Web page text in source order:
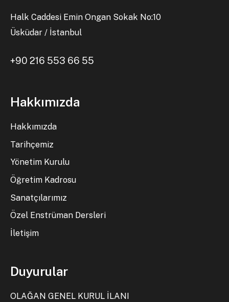
Halk Caddesi Emin Ongan Sokak No:10
Üsküdar / İstanbul
+90 216 553 66 55
Hakkımızda
Hakkımızda
Tarihçemiz
Yönetim Kurulu
Öğretim Kadrosu
Sanatçılarımız
Özel Enstrüman Dersleri
İletişim
Duyurular
OLAĞAN GENEL KURUL İLANI